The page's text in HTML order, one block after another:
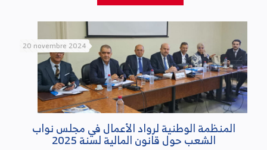
20 novembre 2024
المنظمة الوطنية لرواد الأعمال في مجلس نواب
الشعب حول قانون المالية لسنة 2025